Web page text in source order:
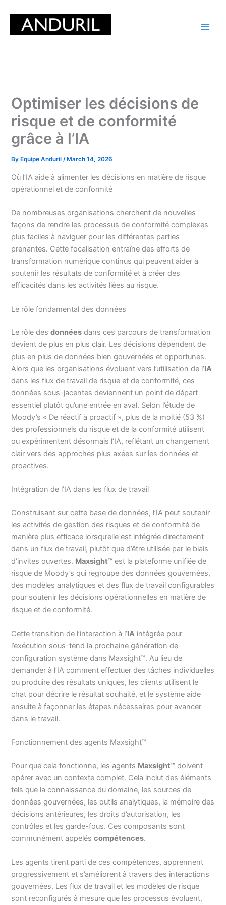
content
Optimiser les décisions de
risque et de conformité
grâce à l’IA
By Equipe Anduril/ March 14, 2026
Où l’IA aide à alimenter les décisions en matière de risque
opérationnel et de conformité
De nombreuses organisations cherchent de nouvelles
façons de rendre les processus de conformité complexes
plus faciles à naviguer pour les différentes parties
prenantes. Cette focalisation entraîne des efforts de
transformation numérique continus qui peuvent aider à
soutenir les résultats de conformité et à créer des
efficacités dans les activités liées au risque.
Le rôle fondamental des données
Le rôle desdonnées dans ces parcours de transformation
devient de plus en plus clair. Les décisions dépendent de
plus en plus de données bien gouvernées et opportunes.
Alors que les organisations évoluent vers l’utilisation de l’IA
dans les flux de travail de risque et de conformité, ces
données sous-jacentes deviennent un point de départ
essentiel plutôt qu’une entrée en aval. Selon l’étude de
Moody’s « De réactif à proactif », plus de la moitié (53 %)
des professionnels du risque et de la conformité utilisent
ou expérimentent désormais l’IA, reflétant un changement
clair vers des approches plus axées sur les données et
proactives.
Intégration de l’IA dans les flux de travail
Construisant sur cette base de données, l’IA peut soutenir
les activités de gestion des risques et de conformité de
manière plus efficace lorsqu’elle est intégrée directement
dans un flux de travail, plutôt que d’être utilisée par le biais
d’invites ouvertes. Maxsight™ est la plateforme unifiée de
risque de Moody’s qui regroupe des données gouvernées,
des modèles analytiques et des flux de travail configurables
pour soutenir les décisions opérationnelles en matière de
risque et de conformité.
Cette transition de l’interaction à l’IA intégrée pour
l’exécution sous-tend la prochaine génération de
configuration système dans Maxsight™. Au lieu de
demander à l’IA comment effectuer des tâches individuelles
ou produire des résultats uniques, les clients utilisent le
chat pour décrire le résultat souhaité, et le système aide
ensuite à façonner les étapes nécessaires pour avancer
dans le travail.
Fonctionnement des agents Maxsight™
Pour que cela fonctionne, les agents Maxsight™ doivent
opérer avec un contexte complet. Cela inclut des éléments
tels que la connaissance du domaine, les sources de
données gouvernées, les outils analytiques, la mémoire des
décisions antérieures, les droits d’autorisation, les
contrôles et les garde-fous. Ces composants sont
communément appeléscompétences.
Les agents tirent parti de ces compétences, apprennent
progressivement et s’améliorent à travers des interactions
gouvernées. Les flux de travail et les modèles de risque
sont reconfigurés à mesure que les processus évoluent,